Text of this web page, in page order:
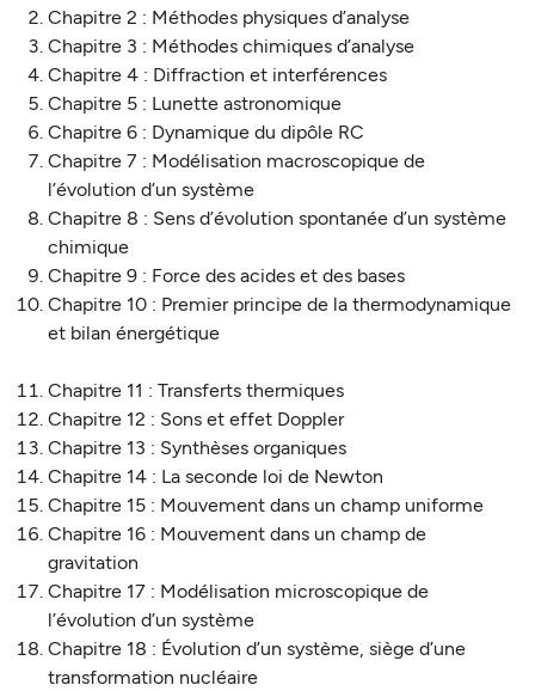
Chapitre 2 : Méthodes physiques d’analyse
Chapitre 3 : Méthodes chimiques d’analyse
Chapitre 4 : Diffraction et interférences
Chapitre 5 : Lunette astronomique
Chapitre 6 : Dynamique du dipôle RC
Chapitre 7 : Modélisation macroscopique de
l’évolution d’un système
Chapitre 8 : Sens d’évolution spontanée d’un système
chimique
Chapitre 9 : Force des acides et des bases
Chapitre 10 : Premier principe de la thermodynamique
et bilan énergétique
Chapitre 11 : Transferts thermiques
Chapitre 12 : Sons et effet Doppler
Chapitre 13 : Synthèses organiques
Chapitre 14 : La seconde loi de Newton
Chapitre 15 : Mouvement dans un champ uniforme
Chapitre 16 : Mouvement dans un champ de
gravitation
Chapitre 17 : Modélisation microscopique de
l’évolution d’un système
Chapitre 18 : Évolution d’un système, siège d’une
transformation nucléaire